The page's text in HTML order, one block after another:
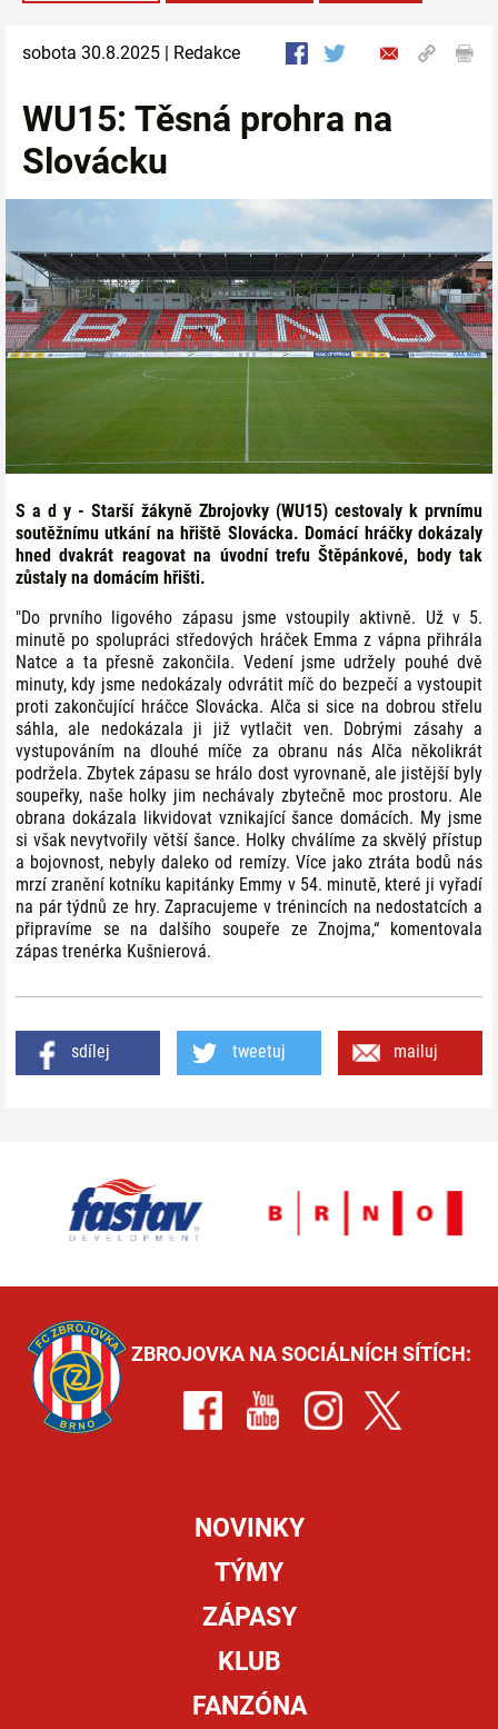
sobota 30.8.2025 | Redakce
WU15: Těsná prohra na
Slovácku
S a d y - Starší žákyně Zbrojovky (WU15) cestovaly k prvnímu
soutěžnímu utkání na hřiště Slovácka. Domácí hráčky dokázaly
hned dvakrát reagovat na úvodní trefu Štěpánkové, body tak
zůstaly na domácím hřišti.
"Do prvního ligového zápasu jsme vstoupily aktivně. Už v 5.
minutě po spolupráci středových hráček Emma z vápna přihrála
Natce a ta přesně zakončila. Vedení jsme udržely pouhé dvě
minuty, kdy jsme nedokázaly odvrátit míč do bezpečí a vystoupit
proti zakončující hráčce Slovácka. Alča si sice na dobrou střelu
sáhla, ale nedokázala ji již vytlačit ven. Dobrými zásahy a
vystupováním na dlouhé míče za obranu nás Alča několikrát
podržela. Zbytek zápasu se hrálo dost vyrovnaně, ale jistější byly
soupeřky, naše holky jim nechávaly zbytečně moc prostoru. Ale
obrana dokázala likvidovat vznikající šance domácích. My jsme
si však nevytvořily větší šance. Holky chválíme za skvělý přístup
a bojovnost, nebyly daleko od remízy. Více jako ztráta bodů nás
mrzí zranění kotníku kapitánky Emmy v 54. minutě, které ji vyřadí
na pár týdnů ze hry. Zapracujeme v trénincích na nedostatcích a
připravíme se na dalšího soupeře ze Znojma,“ komentovala
zápas trenérka Kušnierová.
sdílej tweetuj mailuj
ZBROJOVKA NA SOCIÁLNÍCH SÍTÍCH:
NOVINKY
TÝMY
ZÁPASY
KLUB
FANZÓNA